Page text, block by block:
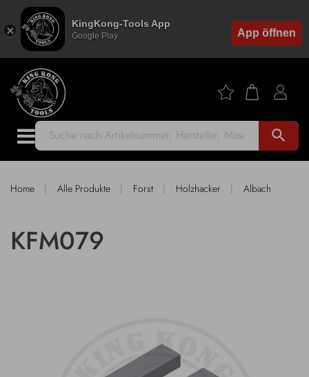
KingKong-Tools App
Google Play App öffnen
search
Home | Alle Produkte | Forst | Holzhacker | Albach
KFM079